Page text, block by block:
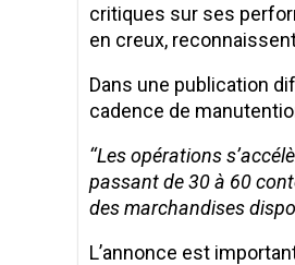
critiques sur ses
en creux,
Dans une publication
cadence de
‘‘Les opérations
passant de 30 à 60
des marchandises
L’annonce est